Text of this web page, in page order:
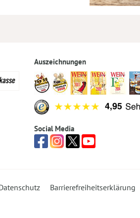
Auszeichnungen
Social Media
Barrierefreiheitserklärung